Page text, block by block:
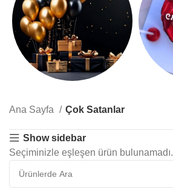
10 Ürünler
Ana Sayfa Çok Satanlar
Show sidebar
Seçiminizle eşleşen ürün bulunamadı.